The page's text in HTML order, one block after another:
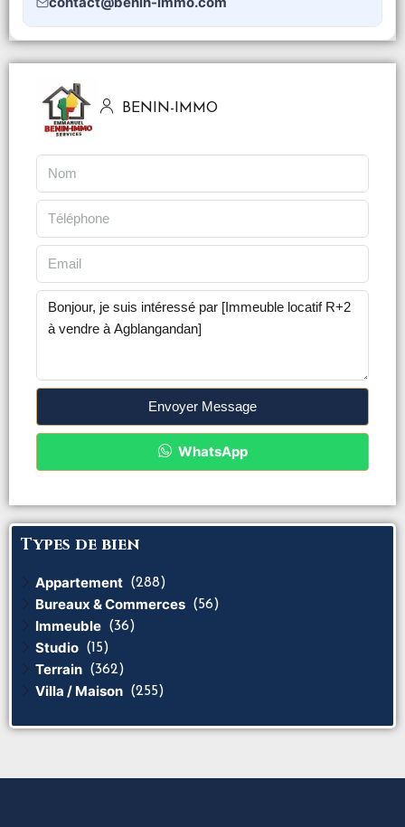
BENIN-IMMO
Envoyer Message
WhatsApp
Types de bien
Appartement (288)
Bureaux & Commerces (56)
Immeuble (36)
Studio (15)
Terrain (362)
Villa / Maison (255)